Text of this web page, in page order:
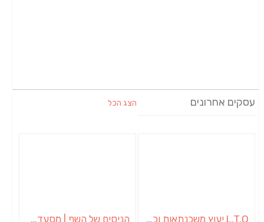
עסקים אחרונים הצג הכל
L.T.O יעוץ משכנתאות וכלכלת משפחה | יועץ משכנתאות באשכול הניסים של השף | מסעדת שף בבית | ארוחות גורמה